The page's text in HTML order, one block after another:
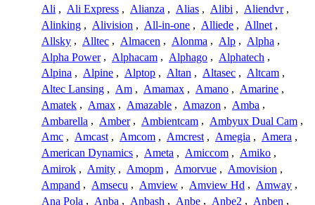
Ali , Ali Express , Alianza , Alias , Alibi , Aliendvr ,
Alinking , Alivision , All-in-one , Alliede , Allnet ,
Allsky , Alltec , Almacen , Alonma , Alp , Alpha ,
Alpha Power , Alphacam , Alphago , Alphatech ,
Alpina , Alpine , Alptop , Altan , Altasec , Altcam ,
Altec Lansing , Am , Amamax , Amano , Amarine ,
Amatek , Amax , Amazable , Amazon , Amba ,
Ambarella , Amber , Ambientcam , Ambyux Dual Cam ,
Amc , Amcast , Amcom , Amcrest , Amegia , Amera ,
American Dynamics , Ameta , Amiccom , Amiko ,
Amirok , Amity , Amopm , Amorvue , Amovision ,
Ampand , Amsecu , Amview , Amview Hd , Amway ,
Ana Pola , Anba , Anbash , Anbe , Anbe2 , Anben ,